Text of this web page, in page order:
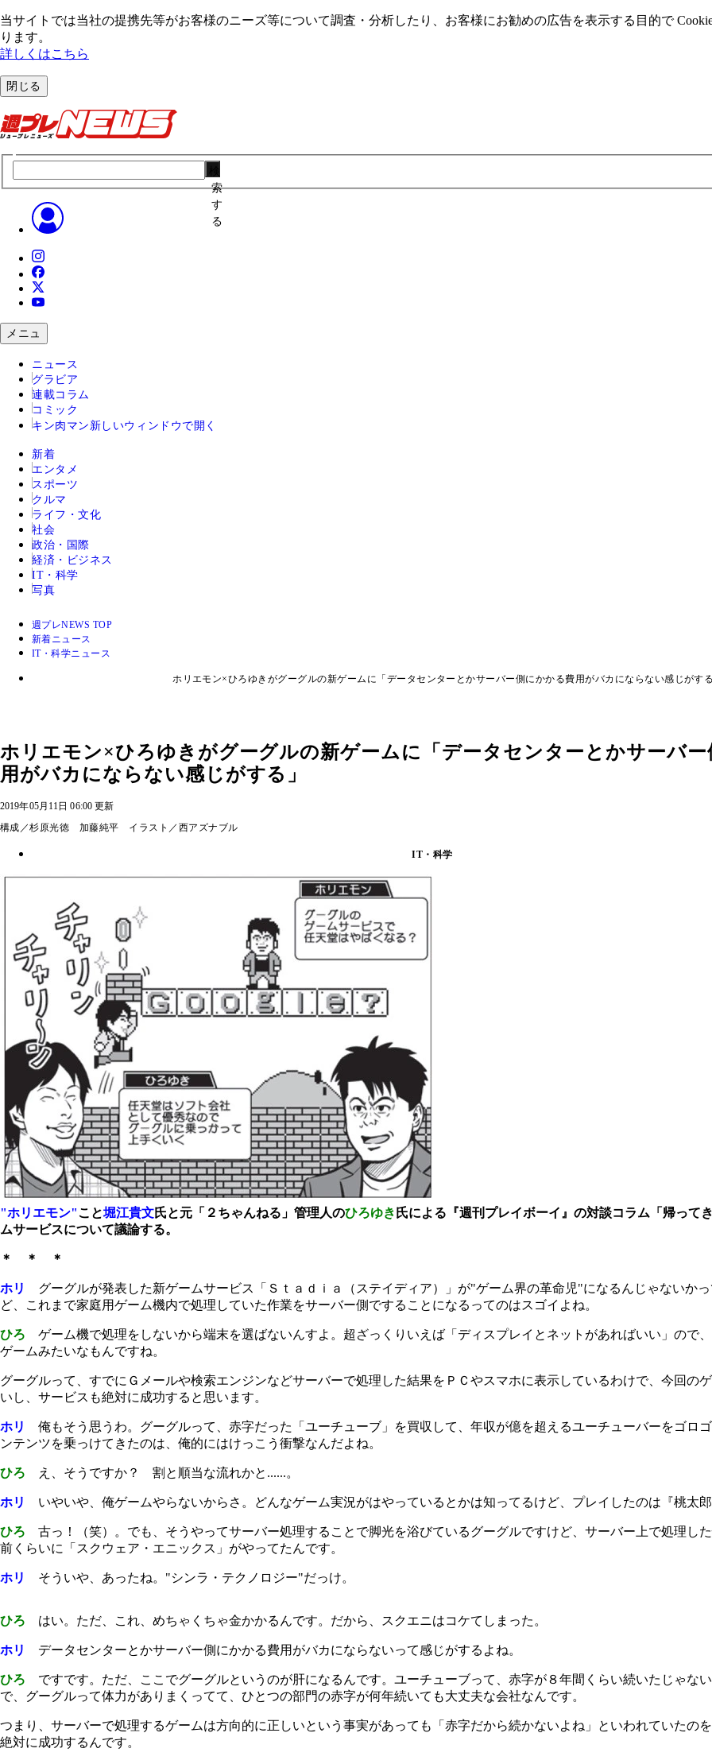
当サイトでは当社の提携先等がお客様のニーズ等について調査・分析したり、お客様にお勧めの広告を表⽰する⽬的で
ります。
詳しくはこちら
閉じる
索
す
る
メニュ
ニュース
グラビア
連載コラム
コミック
キン肉マン 新しいウィンドウで開く
新着
エンタメ
スポーツ
クルマ
ライフ・文化
社会
政治・国際
経済・ビジネス
IT・科学
写真
週プレNEWS TOP
新着ニュース
IT・科学ニュース
ホリエモン×ひろゆきがグーグルの新ゲームに「データセンターとかサーバー側にかかる費用がバカにならない感じがする
ホリエモン×ひろゆきがグーグルの新ゲームに「データセンターとかサーバー
用がバカにならない感じがする」
2019年05月11日 06:00 更新
構成／杉原光徳 加藤純平 イラスト／西アズナブル
IT・科学
"ホリエモン"こと堀江貴文氏と元「２ちゃんねる」管理人のひろゆき 氏による『週刊プレイボーイ』の対談コラム「帰っ
ムサービスについて議論する。
＊ ＊ ＊
ホリ
グーグルが発表した新ゲームサービス「Ｓｔａｄｉａ（ステイディア）」が"ゲーム界の革命児"になるんじゃないか
ど、これまで家庭用ゲーム機内で処理していた作業をサーバー側ですることになるってのはスゴイよね。
ひろ ゲーム機で処理をしないから端末を選ばないんすよ。超ざっくりいえば「ディスプレイとネットがあればいい」ので
ゲームみたいなもんですね。
グーグルって、すでにＧメールや検索エンジンなどサーバーで処理した結果をＰＣやスマホに表示しているわけで、今回の
いし、サービスも絶対に成功すると思います。
ホリ
俺もそう思うわ。グーグルって、赤字だった「ユーチューブ」を買収して、年収が億を超えるユーチューバーをゴロ
ンテンツを乗っけてきたのは、俺的にはけっこう衝撃なんだよね。
ひろ え、そうですか？ 割と順当な流れかと......。
ホリ いやいや、俺ゲームやらないからさ。どんなゲーム実況がはやっているとかは知ってるけど、プレイしたのは『桃太
ひろ 古っ！（笑）。でも、そうやってサーバー処理することで脚光を浴びているグーグルですけど、サーバー上で処理し
前くらいに「スクウェア・エニックス」がやってたんです。
ホリ そういや、あったね。"シンラ・テクノロジー"だっけ。
ひろ はい。ただ、これ、めちゃくちゃ金かかるんです。だから、スクエニはコケてしまった。
ホリ データセンターとかサーバー側にかかる費用がバカにならないって感じがするよね。
ひろ ですです。ただ、ここでグーグルというのが肝になるんです。ユーチューブって、赤字が８年間くらい続いたじゃな
で、グーグルって体力がありまくってて、ひとつの部門の赤字が何年続いても大丈夫な会社なんです。
つまり、サーバーで処理するゲームは方向的に正しいという事実があっても「赤字だから続かないよね」といわれていたの
絶対に成功するんです。